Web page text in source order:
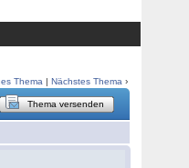
Thema |Nächstes Thema ›
Thema versenden